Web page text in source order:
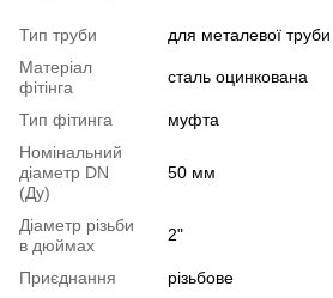
Тип труби
для металевої труби
Матеріал
фітінга
сталь оцинкована
Тип фітинга
муфта
Номінальний
діаметр DN
(Ду)
50 мм
Діаметр різьби
в дюймах
2"
Приєднання
різьбове